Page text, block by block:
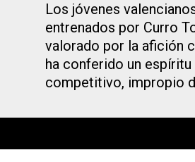
Los jóvenes
entrenados por Curro
valorado por la afición
ha conferido un espíritu
competitivo, impropio